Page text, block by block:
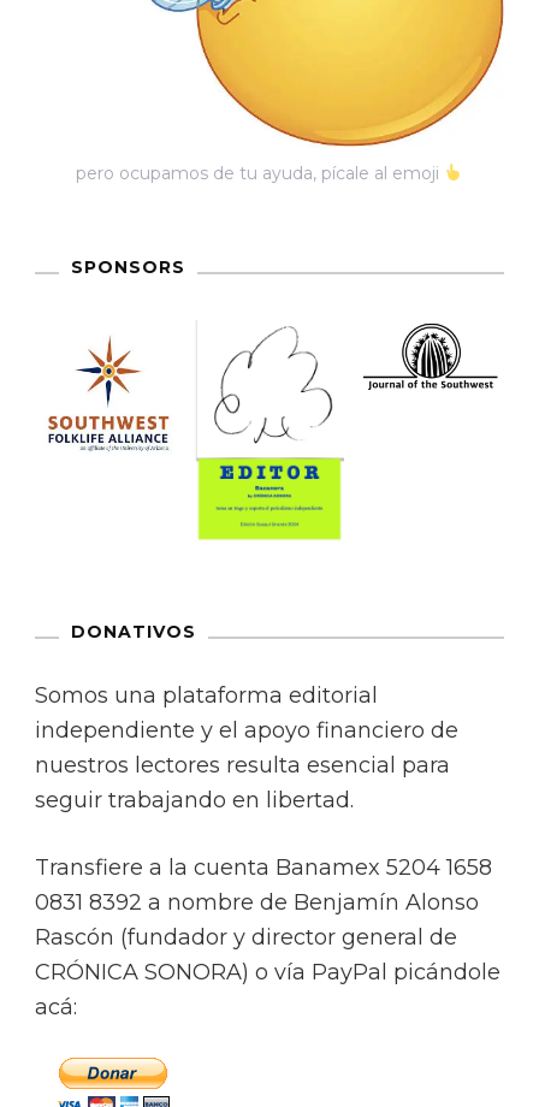
pero ocupamos de tu ayuda, pícale al emoji
SPONSORS
DONATIVOS
Somos una plataforma editorial
independiente y el apoyo financiero de
nuestros lectores resulta esencial para
seguir trabajando en libertad.
Transfiere a la cuenta Banamex 5204 1658
0831 8392 a nombre de Benjamín Alonso
Rascón (fundador y director general de
CRÓNICA SONORA) o vía PayPal picándole
acá: